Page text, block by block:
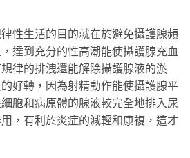
性生活的目的就在於避免攝護腺頻
達到充分的性高潮能使攝護腺充血
律的排洩還能解除攝護腺液的淤
好轉，因為射精動作能使攝護腺平
胞和病原體的腺液較完全地排入尿
，有利於炎症的減輕和康複，這才